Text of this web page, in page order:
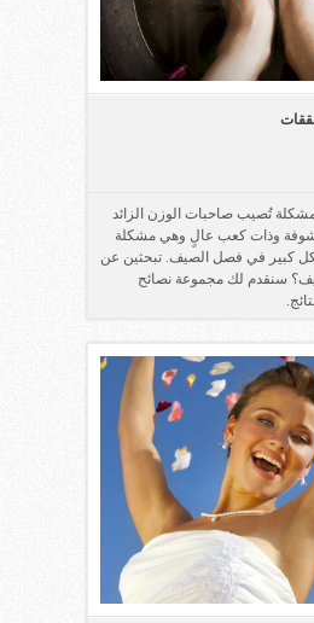
تُصيب صاحبات الوزن الزائد
وذات كعب عالٍ وهي مشكلة
كبير في فصل الصيف. تبحثين عن
سنقدم لك مجموعة نصائح